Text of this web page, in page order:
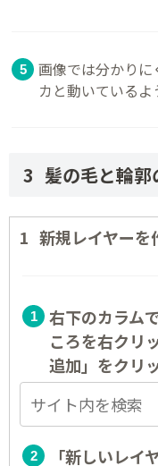
画像では分かり
カと動いているよ
髪の毛と輪
新規レイヤーを
右下のカラム
ころを右クリ
追加」をクリ
「新しいレ